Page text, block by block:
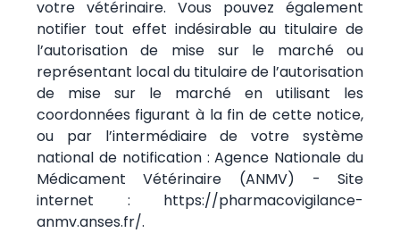
votre vétérinaire. Vous pouvez également
notifier tout effet indésirable au titulaire de
l’autorisation de mise sur le marché ou
représentant local du titulaire de l’autorisation
de mise sur le marché en utilisant les
coordonnées figurant à la fin de cette notice,
ou par l’intermédiaire de votre système
national de notification : Agence Nationale du
Médicament Vétérinaire (ANMV) - Site
internet : https://pharmacovigilance-
anmv.anses.fr/.